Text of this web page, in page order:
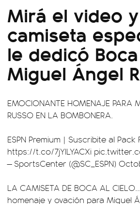
Mirá el video
camiseta
le dedicó
Miguel Ángel
EMOCIONANTE HOMENAJE PARA
RUSSO EN LA BOMBONERA.
ESPN Premium | Suscribite al Pack
https://t.co/7jYILYACXi
— SportsCenter (@SC_ESPN)
LA CAMISETA DE BOCA AL
homenaje y ovación para Miguel